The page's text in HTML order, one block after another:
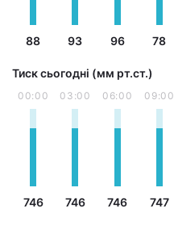
88 93 96 78
Тиск сьогодні (мм рт.ст.)
00:00
746
03:00
746
06:00
746
09:00
747